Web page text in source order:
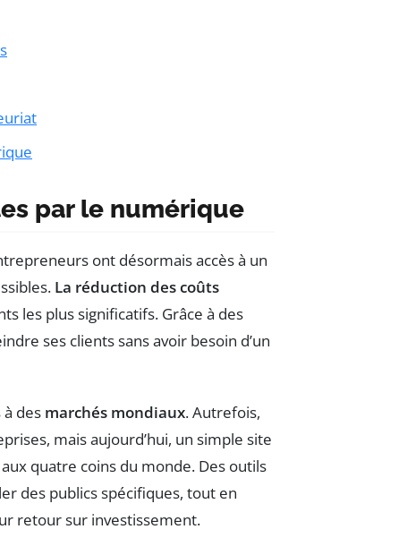
par le numérique
ont désormais accès à un
La réduction des coûts
les plus significatifs. Grâce à des
ses clients sans avoir besoin d’un
des marchés mondiaux. Autrefois,
mais aujourd’hui, un simple site
quatre coins du monde. Des outils
des publics spécifiques, tout en
retour sur investissement.